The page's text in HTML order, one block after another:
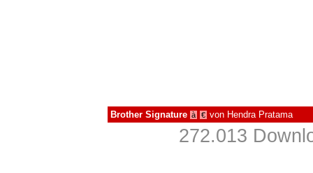
Brother Signature à € von Hendra Pratama
272.013